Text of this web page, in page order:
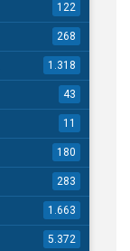
122
268
1.318
43
11
180
283
1.663
5.372